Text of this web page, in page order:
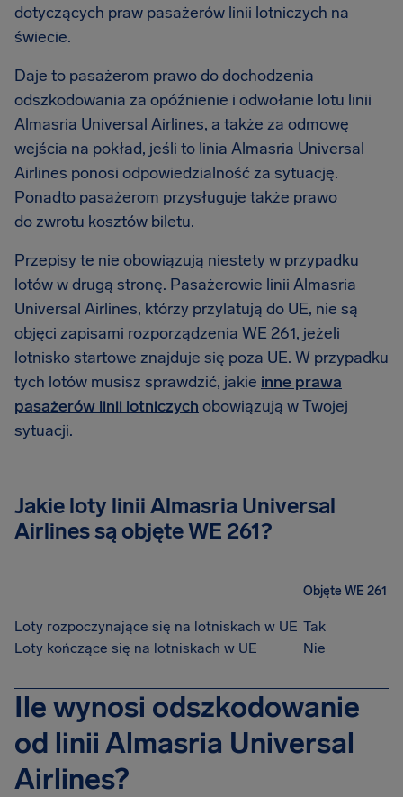
dotyczących praw pasażerów linii lotniczych na
świecie.
Daje to pasażerom prawo do dochodzenia
odszkodowania za opóźnienie i odwołanie lotu linii
Almasria Universal Airlines, a także za odmowę
wejścia na pokład, jeśli to linia Almasria Universal
Airlines ponosi odpowiedzialność za sytuację.
Ponadto pasażerom przysługuje także prawo
do zwrotu kosztów biletu.
Przepisy te nie obowiązują niestety w przypadku
lotów w drugą stronę. Pasażerowie linii Almasria
Universal Airlines, którzy przylatują do UE, nie są
objęci zapisami rozporządzenia WE 261, jeżeli
lotnisko startowe znajduje się poza UE. W przypadku
tych lotów musisz sprawdzić, jakie inne prawa
pasażerów linii lotniczych obowiązują w Twojej
sytuacji.
Jakie loty linii Almasria Universal
Airlines są objęte WE 261?
Objęte WE 261
Loty rozpoczynające się na lotniskach w UE Tak
Loty kończące się na lotniskach w UE
Nie
Ile wynosi odszkodowanie
od linii Almasria Universal
Airlines?